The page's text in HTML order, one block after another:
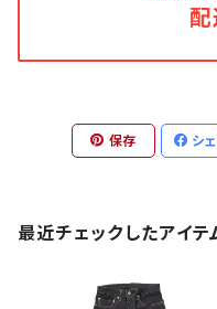
配
保存 シ
最近チェックしたアイテ